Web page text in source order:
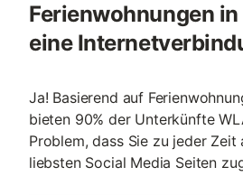
Ferienwohnungen
eine
Ja! Basierend auf
bieten 90% der Unterkünfte
Problem, dass Sie zu jeder Zeit
liebsten Social Media Seiten